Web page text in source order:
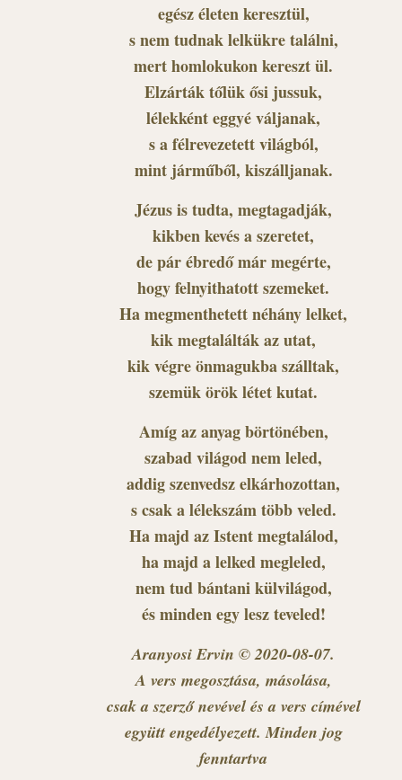
egész életen keresztül,
s nem tudnak lelkükre találni,
mert homlokukon kereszt ül.
Elzárták tőlük ősi jussuk,
lélekként eggyé váljanak,
s a félrevezetett világból,
mint járműből, kiszálljanak.
Jézus is tudta, megtagadják,
kikben kevés a szeretet,
de pár ébredő már megérte,
hogy felnyithatott szemeket.
Ha megmenthetett néhány lelket,
kik megtalálták az utat,
kik végre önmagukba szálltak,
szemük örök létet kutat.
Amíg az anyag börtönében,
szabad világod nem leled,
addig szenvedsz elkárhozottan,
s csak a lélekszám több veled.
Ha majd az Istent megtalálod,
ha majd a lelked megleled,
nem tud bántani külvilágod,
és minden egy lesz teveled!
Aranyosi Ervin © 2020-08-07.
A vers megosztása, másolása,
csak a szerző nevével és a vers címével
együtt engedélyezett. Minden jog
fenntartva